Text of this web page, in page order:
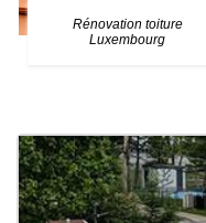
Rénovation toiture
Luxembourg